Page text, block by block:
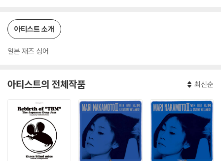
아티스트 소개
일본 재즈 싱어
아티스트의 전체작품 최신순